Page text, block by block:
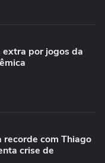
por jogos da
recorde com Thiago
crise de